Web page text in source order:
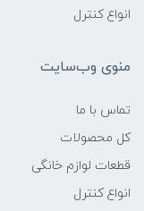
انواع کنترل
منوی وب‌سایت
تماس با ما
کل محصولات
قطعات لوازم خانگی
انواع کنترل